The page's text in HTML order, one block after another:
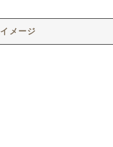
イメージ